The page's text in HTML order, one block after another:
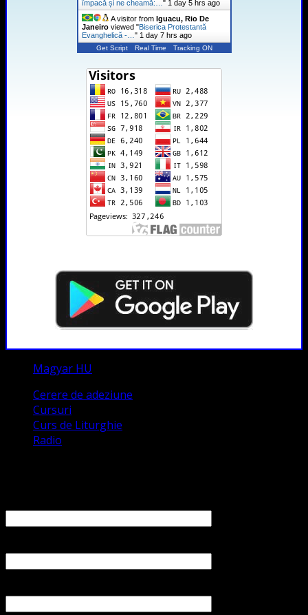
împacă și ne cheamă:… " 1 day 5 hrs ago
A visitor from Iguacu, Rio De
Janeiroviewed "Biserica Protestantă
Evanghelică -… " 1 day 7 hrs ago
Get Script Real Time Tracking ON
Magyar HU
Cerere de adeziune
Cursuri
Curs de Liturghie
Radio